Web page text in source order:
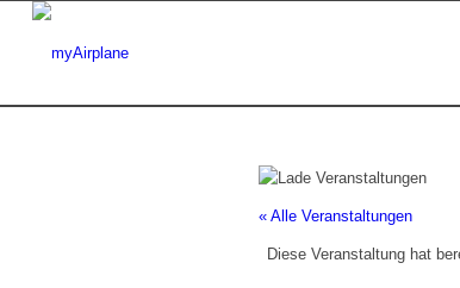
« Alle Veranstaltungen
Diese Veranstaltung hat